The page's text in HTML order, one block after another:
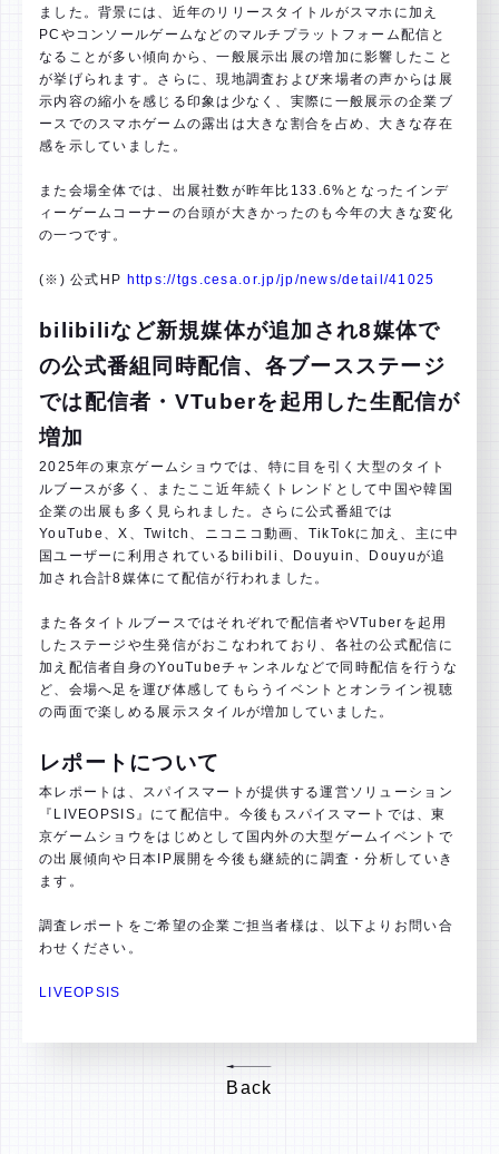
ました。背景には、近年のリリースタイトルがスマホに加え
PCやコンソールゲームなどのマルチプラットフォーム配信と
なることが多い傾向から、一般展示出展の増加に影響したこと
が挙げられます。さらに、現地調査および来場者の声からは展
示内容の縮小を感じる印象は少なく、実際に一般展示の企業ブ
ースでのスマホゲームの露出は大きな割合を占め、大きな存在
感を示していました。
また会場全体では、出展社数が昨年比133.6%となったインデ
ィーゲームコーナーの台頭が大きかったのも今年の大きな変化
の一つです。
(※) 公式HP https://tgs.cesa.or.jp/jp/news/detail/41025
bilibiliなど新規媒体が追加され8媒体で
の公式番組同時配信、各ブースステージ
では配信者・VTuberを起用した生配信が
増加
2025年の東京ゲームショウでは、特に目を引く大型のタイト
ルブースが多く、またここ近年続くトレンドとして中国や韓国
企業の出展も多く見られました。さらに公式番組では
YouTube、X、Twitch、ニコニコ動画、TikTokに加え、主に中
国ユーザーに利用されているbilibili、Douyuin、Douyuが追
加され合計8媒体にて配信が行われました。
また各タイトルブースではそれぞれで配信者やVTuberを起用
したステージや生発信がおこなわれており、各社の公式配信に
加え配信者自身のYouTubeチャンネルなどで同時配信を行うな
ど、会場へ足を運び体感してもらうイベントとオンライン視聴
の両面で楽しめる展示スタイルが増加していました。
レポートについて
本レポートは、スパイスマートが提供する運営ソリューション
『LIVEOPSIS』にて配信中。今後もスパイスマートでは、東
京ゲームショウをはじめとして国内外の大型ゲームイベントで
の出展傾向や日本IP展開を今後も継続的に調査・分析していき
ます。
調査レポートをご希望の企業ご担当者様は、以下よりお問い合
わせください。
LIVEOPSIS
Back